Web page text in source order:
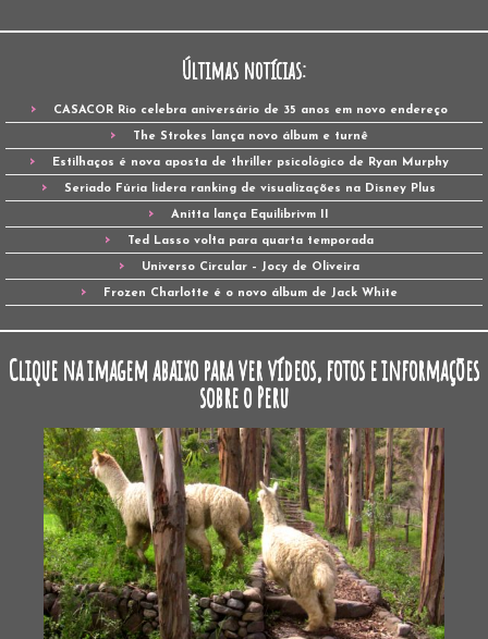
Últimas notícias:
CASACOR Rio celebra aniversário de 35 anos em novo endereço
The Strokes lança novo álbum e turnê
Estilhaços é nova aposta de thriller psicológico de Ryan Murphy
Seriado Fúria lidera ranking de visualizações na Disney Plus
Anitta lança Equilibrivm II
Ted Lasso volta para quarta temporada
Universo Circular – Jocy de Oliveira
Frozen Charlotte é o novo álbum de Jack White
Clique na imagem abaixo para ver vídeos, fotos e informações
sobre o Peru